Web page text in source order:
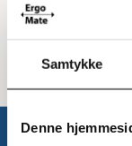
Samtykke
Denne
Elektriske